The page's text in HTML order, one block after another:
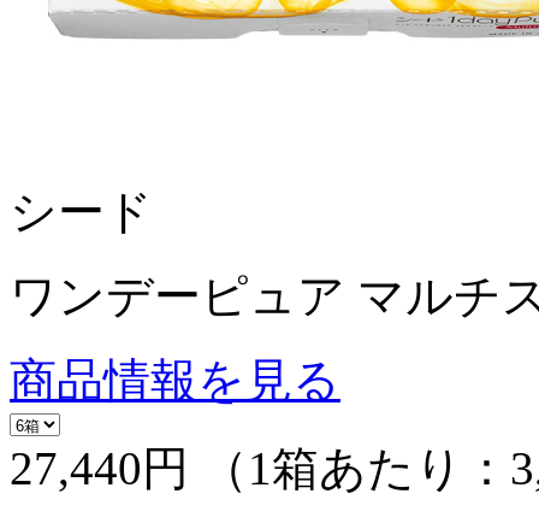
シード
ワンデーピュア マルチ
商品情報を見る
27,440円
（1箱あたり：